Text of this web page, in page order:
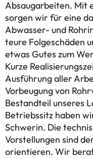
Absaugarbeiten. Mit
sorgen wir für eine
Abwasser- und
teure Folgeschäden
etwas Gutes zum
Kurze
Ausführung aller
Vorbeugung von
Bestandteil unseres
Betriebssitz haben
Schwerin. Die
Vorstellungen sind
orientieren. Wir